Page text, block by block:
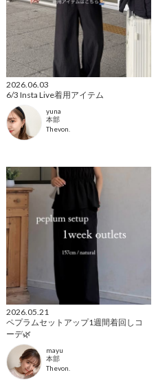
2026.06.03
6/3 Insta Live着用アイテム
yuna
本部
Thevon.
2026.05.21
ペプラムセットアップ1週間着回しコ
ーデ🌿
mayu
本部
Thevon.